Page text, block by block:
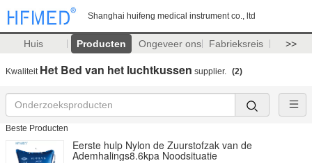
Shanghai huifeng medical instrument co., ltd
Huis Producten Ongeveer ons Fabrieksreis >>
Kwaliteit Het Bed van het luchtkussen supplier. (2)
Beste Producten
Eerste hulp Nylon de Zuurstofzak van de
Ademhalings8.6kpa Noodsituatie